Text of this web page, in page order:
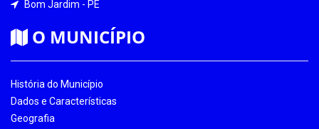
Bom Jardim - PE
O MUNICÍPIO
História do Município
Dados e Características
Geografia